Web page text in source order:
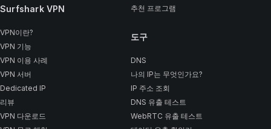
Surfshark VPN
VPN이란?
VPN 기능
VPN 이용 사례
VPN 서버
Dedicated IP
리뷰
VPN 다운로드
추천 프로그램
도구
DNS
나의 IP는 무엇인가요?
IP 주소 조회
DNS 유출 테스트
WebRTC 유출 테스트